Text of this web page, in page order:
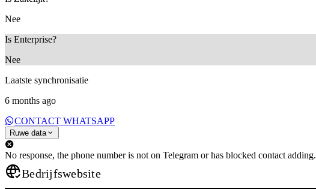
Nee
Is Enterprise?
Nee
Laatste synchronisatie
6 months ago
CONTACT WHATSAPP
Ruwe data
No response, the phone number is not on Telegram or has blocked contact adding.
Bedrijfswebsite